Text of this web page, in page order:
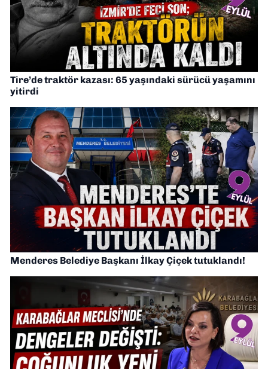
Tire’de traktör kazası: 65 yaşındaki sürücü yaşamını
yitirdi
Menderes Belediye Başkanı İlkay Çiçek tutuklandı!